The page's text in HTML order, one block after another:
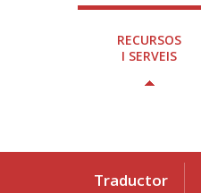
RECURSOS
I SERVEIS
Traductor